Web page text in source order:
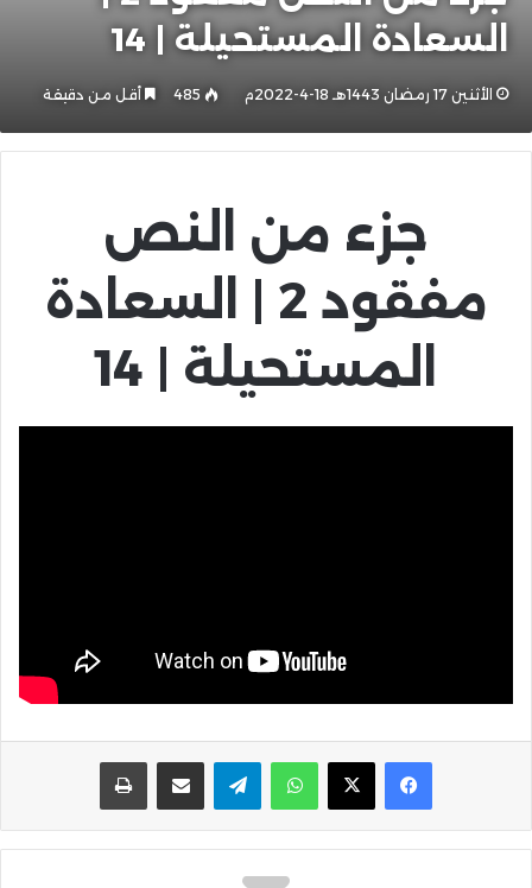
السعادة المستحيلة | 14
الأثنين 17 رمضان 1443هـ 18-4-2022م 485 أقل من دقيقة
جزء من النص
مفقود 2 | السعادة
المستحيلة | 14
واتساب تيلقرام مشاركة عبر البريد